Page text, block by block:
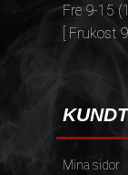
Fre 9-15
[ Frukost
Mina sidor